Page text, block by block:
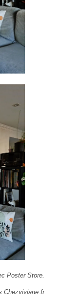
Poster Store.
Chezviviane.fr